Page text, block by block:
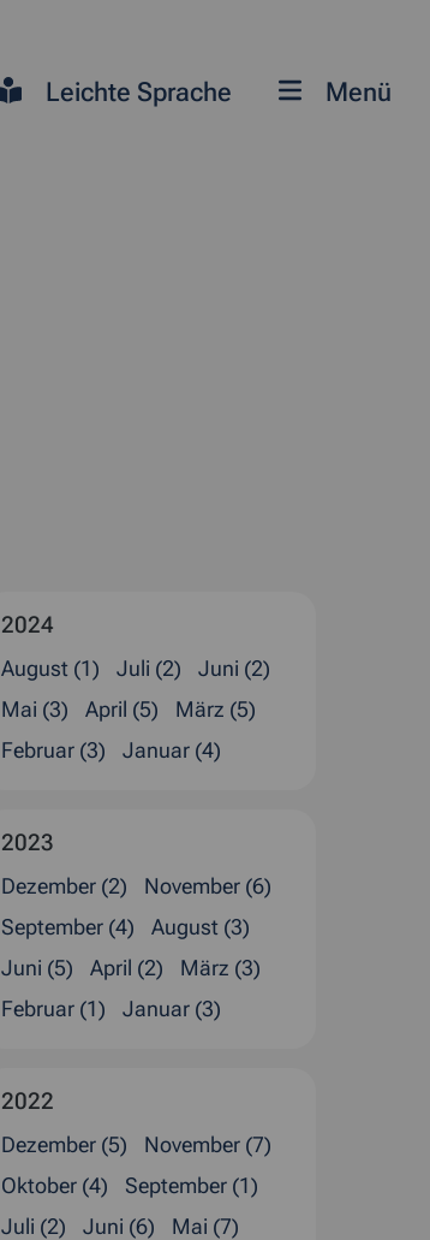
Leichte Sprache Menü
2024
August (1) Juli (2)
Juni (2)
Mai (3)
April (5)
März (5)
Februar (3)
Januar (4)
2023
Dezember (2)
November (6)
September (4)
August (3)
Juni (5)
April (2)
März (3)
Februar (1)
Januar (3)
2022
Dezember (5)
November (7)
Oktober (4)
September (1)
Juli (2)
Juni (6)
Mai (7)